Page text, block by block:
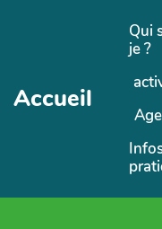
Aller au contenu
Accueil
Qui
je ?